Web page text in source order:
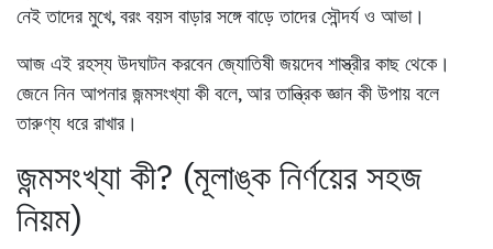
নেই তাদের মুখে, বরং বয়স বাড়ার সঙ্গে বাড়ে তাদের সৌন্দর্য ও আভা।
আজ এই রহস্য উদঘাটন করবেন জ্যোতিষী জয়দেব শাস্ত্রীর কাছ থেকে।
জেনে নিন আপনার জন্মসংখ্যা কী বলে, আর তান্ত্রিক জ্ঞান কী উপায় বলে
তারুণ্য ধরে রাখার।
জন্মসংখ্যা কী? (মূলাঙ্ক নির্ণয়ের সহজ
নিয়ম)